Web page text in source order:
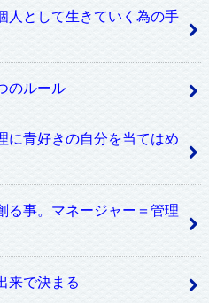
人として生きていく為の手
のルール
に青好きの自分を当てはめ
る事。マネージャー＝管理
来で決まる